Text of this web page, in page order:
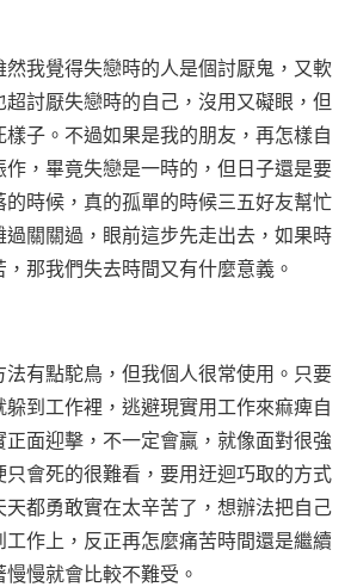
然我覺得失戀時的人是個討厭鬼，又軟
超討厭失戀時的自己，沒用又礙眼，但
樣子 。不過如果是我的朋友，再怎樣自
，畢竟失戀是一時的，但日子還是要
時候，真的孤單的時候三五好友幫忙
關關過，眼前這步先走出去， 如果時
那我們失去時間又有什麼意義。
有點駝鳥，但我個人很常使用。只要
到工作裡，逃避現實用工作來痲痺自
正面迎擊，不一定會贏，就像面對很強
會死的很難看，要用迂迴巧取的方式
都勇敢實在太辛苦了，想辦法把自己
作上，反正再怎麼痛苦時間還是繼續
慢就會比較不難受。